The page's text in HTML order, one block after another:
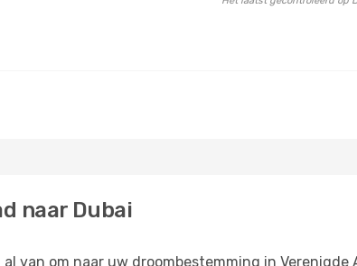
naar Dubai
van om naar uw droombestemming in